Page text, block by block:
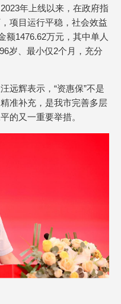
年上线以来，在政府指
项目运行平稳，社会效益
额1476.62万元，其中单人
岁、最小仅2个月，充分
远辉表示，“资惠保”不是
准补充，是我市完善多层
的又一重要举措。